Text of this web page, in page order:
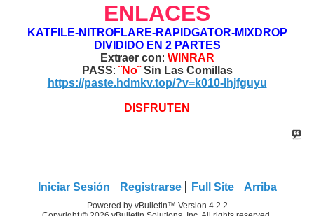
ENLACES
KATFILE-NITROFLARE-RAPIDGATOR-MIXDROP
DIVIDIDO EN 2 PARTES
Extraer con: WINRAR
PASS: ¨No¨ Sin Las Comillas
https://paste.hdmkv.top/?v=k010-lhjfguyu
DISFRUTEN
Iniciar Sesión Registrarse Full Site Arriba
Powered by vBulletin™ Version 4.2.2